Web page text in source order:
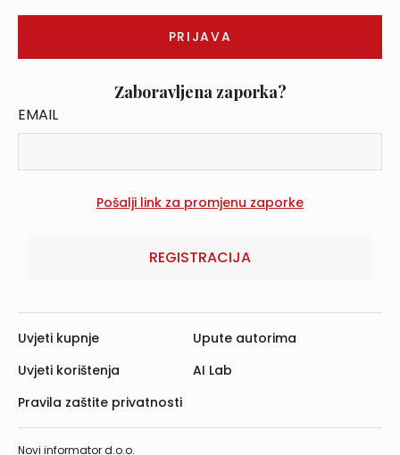
Zaboravljena zaporka?
EMAIL
REGISTRACIJA
Novi informator d.o.o.
Uvjeti kupnje
Uvjeti korištenja
Pravila zaštite privatnosti
Upute autorima
AI Lab